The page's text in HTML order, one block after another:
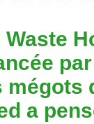
Waste
mégots
a